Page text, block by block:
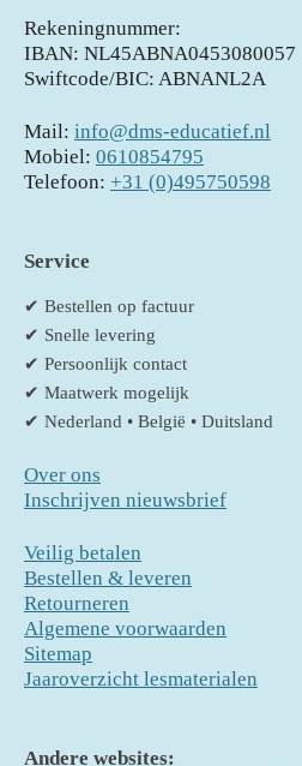
Rekeningnummer:
IBAN: NL45ABNA0453080057
Swiftcode/BIC: ABNANL2A
Mail: info@dms-educatief.nl
Mobiel: 0610854795
Telefoon: +31 (0)495750598
Service
✔ Bestellen op factuur
✔ Snelle levering
✔ Persoonlijk contact
✔ Maatwerk mogelijk
✔ Nederland • België • Duitsland
Over ons
Inschrijven nieuwsbrief
Veilig betalen
Bestellen & leveren
Retourneren
Algemene voorwaarden
Sitemap
Jaaroverzicht lesmaterialen
Andere websites: